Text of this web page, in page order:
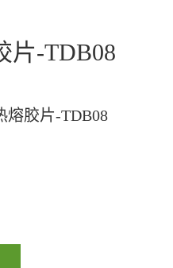
片-TDB08
熔胶片-TDB08